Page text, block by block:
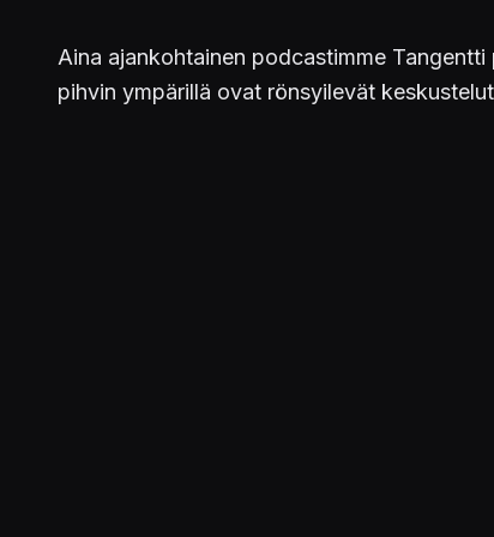
Aina ajankohtainen podcastimme
pihvin ympärillä ovat rönsyilevät